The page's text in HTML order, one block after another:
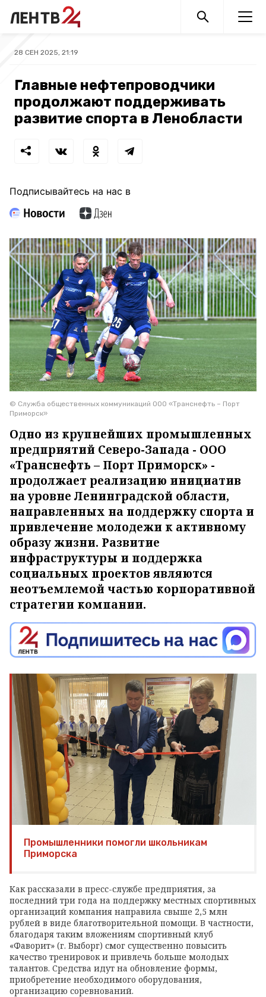
28 СЕН 2025, 21:19
Главные нефтепроводчики
продолжают поддерживать
развитие спорта в Ленобласти
Подписывайтесь на нас в
© Служба общественных коммуникаций ООО «Транснефть – Порт
Приморск»
Одно из крупнейших промышленных
предприятий Северо-Запада - ООО
«Транснефть – Порт Приморск» -
продолжает реализацию инициатив
на уровне Ленинградской области,
направленных на поддержку спорта и
привлечение молодежи к активному
образу жизни. Развитие
инфраструктуры и поддержка
социальных проектов являются
неотъемлемой частью корпоративной
стратегии компании.
Промышленники помогли школьникам
Приморска
Как рассказали в пресс-службе предприятия, за
последний три года на поддержку местных спортивных
организаций компания направила свыше 2,5 млн
рублей в виде благотворительной помощи. В частности,
благодаря таким вложениям спортивный клуб
«Фаворит» (г. Выборг) смог существенно повысить
качество тренировок и привлечь больше молодых
талантов. Средства идут на обновление формы,
приобретение необходимого оборудования,
организацию соревнований.